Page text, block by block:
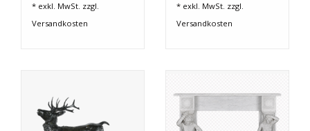
* exkl. MwSt. zzgl.
Versandkosten
* exkl. MwSt. zzgl.
Versandkosten